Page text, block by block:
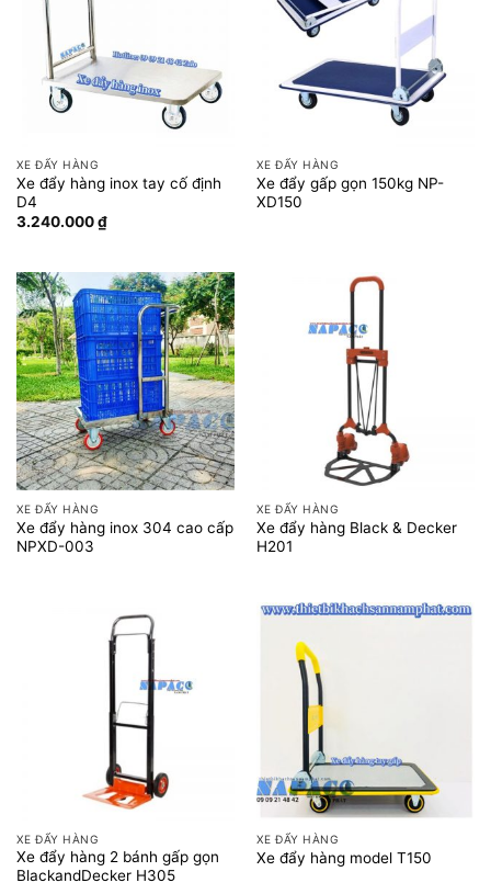
XE ĐẨY HÀNG
Xe đẩy hàng inox tay cố định
D4
3.240.000₫
XE ĐẨY HÀNG
Xe đẩy gấp gọn 150kg NP-
XD150
XE ĐẨY HÀNG
Xe đẩy hàng inox 304 cao cấp
NPXD-003
XE ĐẨY HÀNG
Xe đẩy hàng Black & Decker
H201
XE ĐẨY HÀNG
Xe đẩy hàng 2 bánh gấp gọn
BlackandDecker H305
XE ĐẨY HÀNG
Xe đẩy hàng model T150